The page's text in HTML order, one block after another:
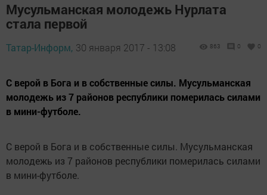
Мусульманская молодежь Нурлата
стала первой
Татар-Информ, 30 января 2017 - 13:08 863 0 0
С верой в Бога и в собственные силы. Мусульманская
молодежь из 7 районов республики померилась силами
в мини-футболе.
С верой в Бога и в собственные силы. Мусульманская
молодежь из 7 районов республики померилась силами
в мини-футболе.